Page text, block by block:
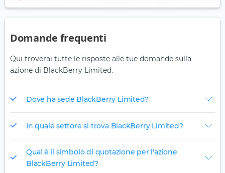
Domande frequenti
Qui troverai tutte le risposte alle tue domande sulla
azione di BlackBerry Limited.
Dove ha sede BlackBerry Limited?
In quale settore si trova BlackBerry Limited?
Qual è il simbolo di quotazione per l'azione
BlackBerry Limited?